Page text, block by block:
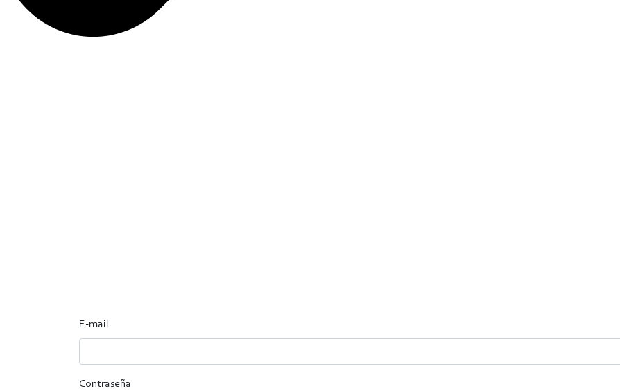
E-mail
Contraseña